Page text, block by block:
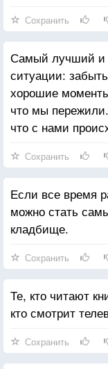
Сохранить
Самый лучший и
ситуации:
хорошие
что мы
что с нами
Сохранить
Если все время
можно стать
кладбище.
Сохранить
Те, кто читают
кто смотрит
Сохранить